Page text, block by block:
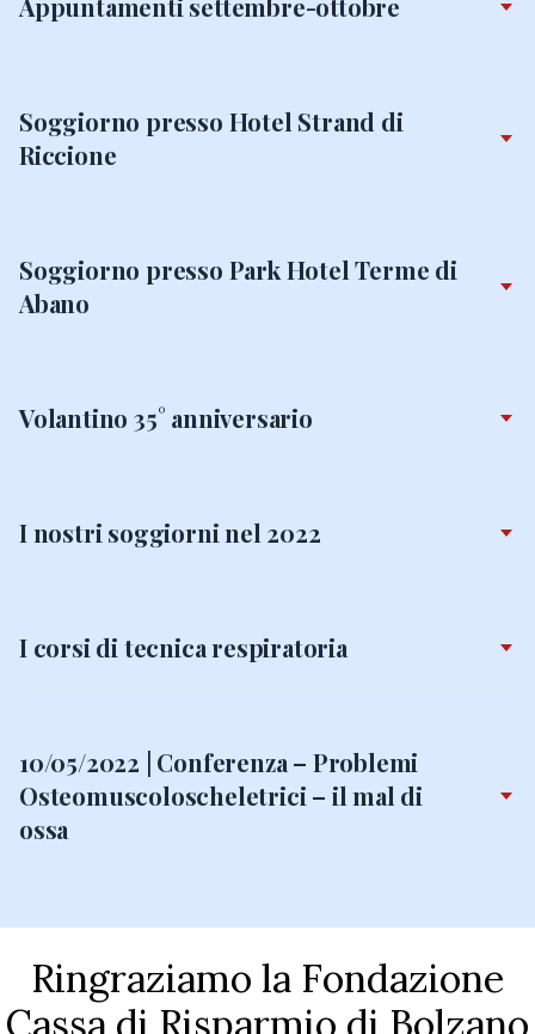
Soggiorno presso Hotel Strand di
Riccione
Soggiorno presso Park Hotel Terme di
Abano
Volantino 35° anniversario
I nostri soggiorni nel 2022
I corsi di tecnica respiratoria
10/05/2022 | Conferenza – Problemi
Osteomuscoloscheletrici – il mal di
ossa
Ringraziamo la Fondazione
Cassa di Risparmio di Bolzano